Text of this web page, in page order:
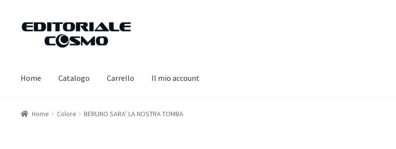
Vai
navigazione
Vai
Home Catalogo Carrello Il mio account
Home Colore BERLINO SARA’ LA NOSTRA TOMBA